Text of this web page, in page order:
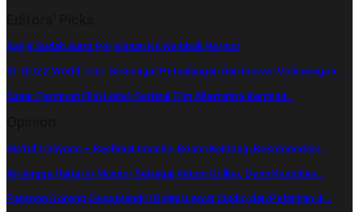
Banjir Sudah Surut Perjalanan KA Kembali Normal
ID. BUZZ World Tour: Semangat Petualangan dan Inovasi Volkswagen…
Sasar Pembuat Film Lokal, Festival Film Alternativa Kembali…
Ma’ruf Cahyono – Rachmat Imanda, Resmi Kantongi Rekomendasi…
Airlangga Hartarto Mundur Sebagai Ketum Golkar, Demi Keutuhan…
Paragon Dorong Desa Mandiri Digital Lewat Studio dan Pelatihan di…